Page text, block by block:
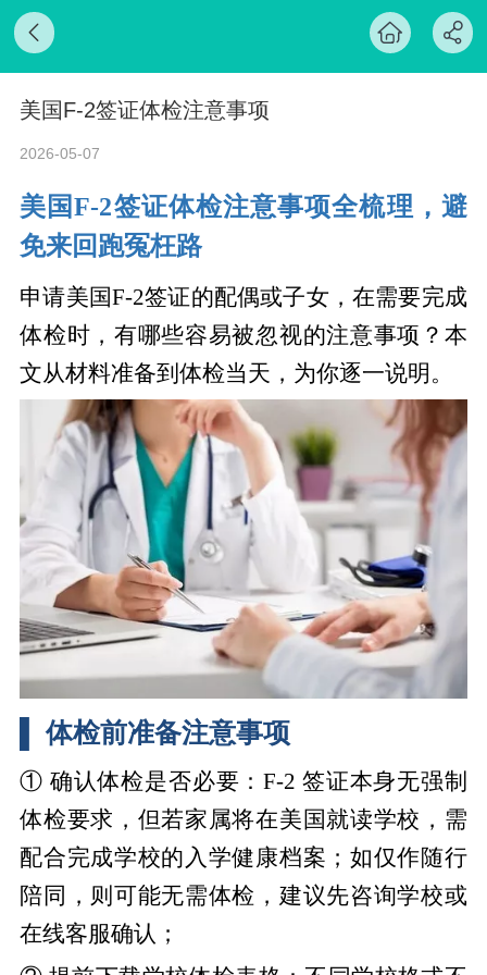
美国F-2签证体检注意事项
2026-05-07
美国F-2签证体检注意事项全梳理，避
免来回跑冤枉路
申请美国F-2签证的配偶或子女，在需要完成
体检时，有哪些容易被忽视的注意事项？本
文从材料准备到体检当天，为你逐一说明。
▌ 体检前准备注意事项
① 确认体检是否必要：F-2 签证本身无强制
体检要求，但若家属将在美国就读学校，需
配合完成学校的入学健康档案；如仅作随行
陪同，则可能无需体检，建议先咨询学校或
在线客服确认；